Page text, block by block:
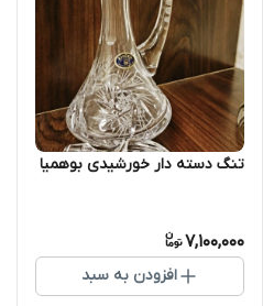
تنگ دسته دار خورشیدی بوهمیا
7,100,000
افزودن به سبد